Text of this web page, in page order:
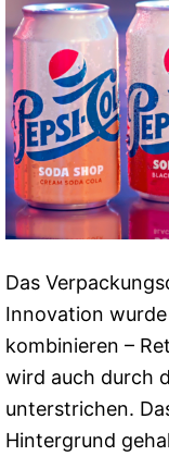
Das
Innovation
kombinieren –
wird auch durch
unterstrichen.
Hintergrund